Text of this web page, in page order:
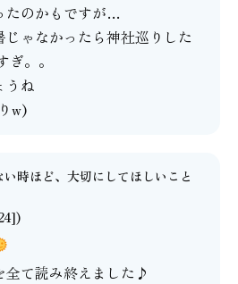
たのかもですが…
ゃなかったら神社巡りした
。。
うね
w)
時ほど、大切にしてほしいこと
全て読み終えました♪